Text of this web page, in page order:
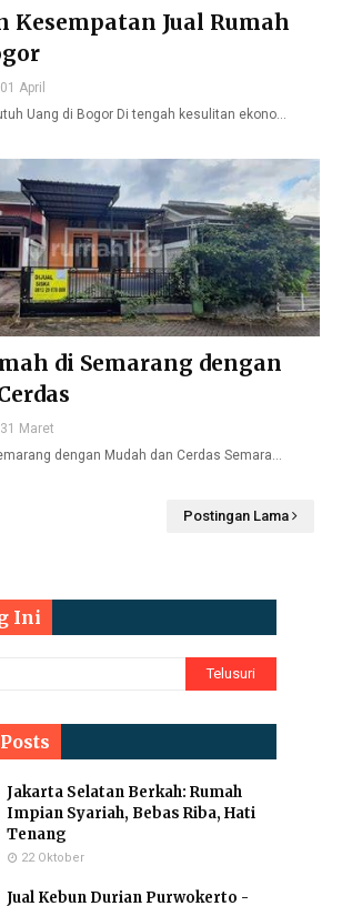
Kesempatan Jual Rumah
01 April
Uang di Bogor Di tengah kesulitan ekono…
di Semarang dengan
31 Maret
dengan Mudah dan Cerdas Semara…
Postingan Lama
Ini
Jakarta Selatan Berkah: Rumah
Impian Syariah, Bebas Riba, Hati
Tenang
22 Oktober
Jual Kebun Durian Purwokerto -